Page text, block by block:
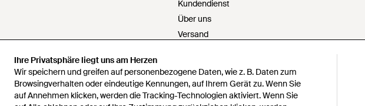
Ihre Privatsphäre liegt uns am Herzen
Wir speichern und greifen auf personenbezogene Daten, wie z. B. Daten zum
Browsingverhalten oder eindeutige Kennungen, auf Ihrem Gerät zu. Wenn Sie
auf Annehmen klicken, werden die Tracking-Technologien aktiviert. Wenn Sie
Kundendienst
Über uns
Versand
Rückerstattungen
Karriere